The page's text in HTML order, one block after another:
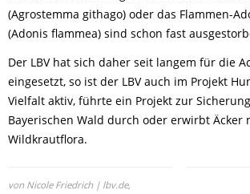
(Agrostemma githago) oder das Flammen-
(Adonis flammea) sind schon fast
Der LBV hat sich daher seit langem für die
eingesetzt, so ist der LBV auch im Projekt
Vielfalt aktiv, führte ein Projekt zur
Bayerischen Wald durch oder erwirbt Äcker
Wildkrautflora.
von Nicole Friedrich | lbv.de,